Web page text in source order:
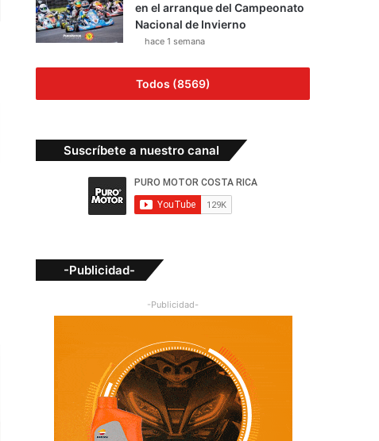
en el arranque del Campeonato
Nacional de Invierno
hace 1 semana
Todos (8569)
Suscríbete a nuestro canal
-Publicidad-
-Publicidad-